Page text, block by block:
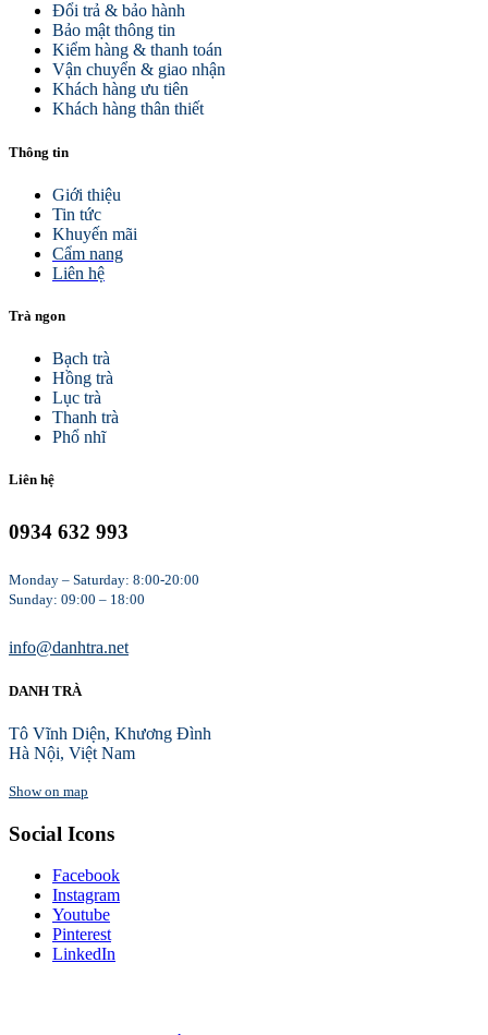
Đổi trả & bảo hành
Bảo mật thông tin
Kiểm hàng & thanh toán
Vận chuyển & giao nhận
Khách hàng ưu tiên
Khách hàng thân thiết
Thông tin
Giới thiệu
Tin tức
Khuyến mãi
Cẩm nang
Liên hệ
Trà ngon
Bạch trà
Hồng trà
Lục trà
Thanh trà
Phổ nhĩ
Liên hệ
0934 632 993
Monday – Saturday: 8:00-20:00
Sunday: 09:00 – 18:00
info@danhtra.net
DANH TRÀ
Tô Vĩnh Diện, Khương Đình
Hà Nội, Việt Nam
Show on map
Social Icons
Facebook
Instagram
Youtube
Pinterest
LinkedIn